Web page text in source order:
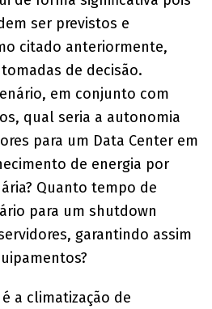
ser previstos e
citado anteriormente,
de decisão.
em conjunto com
qual seria a autonomia
para um Data Center em
de energia por
Quanto tempo de
para um shutdown
garantindo assim
a climatização de